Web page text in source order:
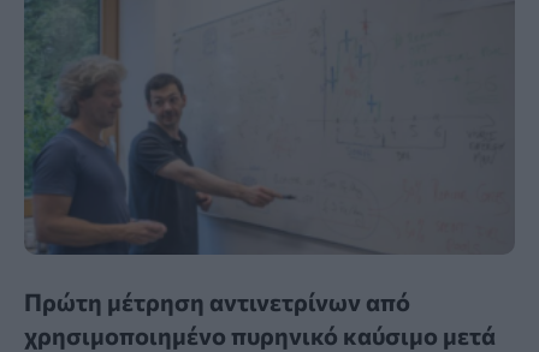
Πρώτη μέτρηση αντινετρίνων από
χρησιμοποιημένο πυρηνικό καύσιμο μετά